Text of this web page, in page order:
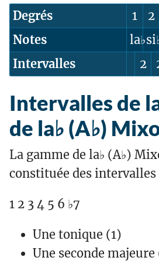
Degrés 1 2
Notes
la♭
Intervalles
2
Intervalles de
de la♭ (A♭)
La gamme de la♭ (A♭)
constituée des intervalles
1 2 3 4 5 6 ♭7
Une tonique (1)
Une seconde majeure